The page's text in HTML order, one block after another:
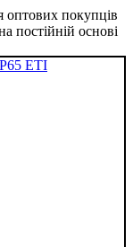
оптових покупців
постійній основі